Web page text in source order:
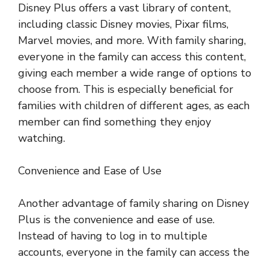
Disney Plus offers a vast library of content,
including classic Disney movies, Pixar films,
Marvel movies, and more. With family sharing,
everyone in the family can access this content,
giving each member a wide range of options to
choose from. This is especially beneficial for
families with children of different ages, as each
member can find something they enjoy
watching.
Convenience and Ease of Use
Another advantage of family sharing on Disney
Plus is the convenience and ease of use.
Instead of having to log in to multiple
accounts, everyone in the family can access the